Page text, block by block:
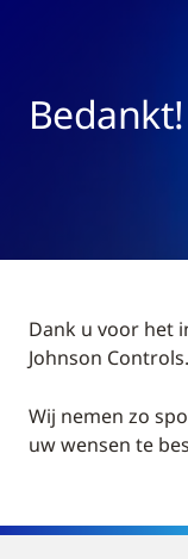
Bedankt!
Dank u voor het
Johnson Controls.
Wij nemen zo
uw wensen te